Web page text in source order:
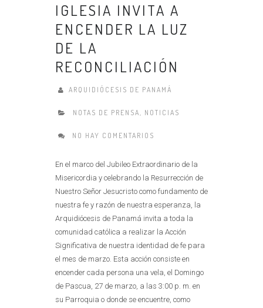
IGLESIA INVITA A
ENCENDER LA LUZ
DE LA
RECONCILIACIÓN
ARQUIDIÓCESIS DE PANAMÁ
NOTAS DE PRENSA, NOTICIAS
NO HAY COMENTARIOS
En el marco del Jubileo Extraordinario de la
Misericordia y celebrando la Resurrección de
Nuestro Señor Jesucristo como fundamento de
nuestra fe y razón de nuestra esperanza, la
Arquidiócesis de Panamá invita a toda la
comunidad católica a realizar la Acción
Significativa de nuestra identidad de fe para
el mes de marzo. Esta acción consiste en
encender cada persona una vela, el Domingo
de Pascua, 27 de marzo, a las 3:00 p. m. en
su Parroquia o donde se encuentre, como